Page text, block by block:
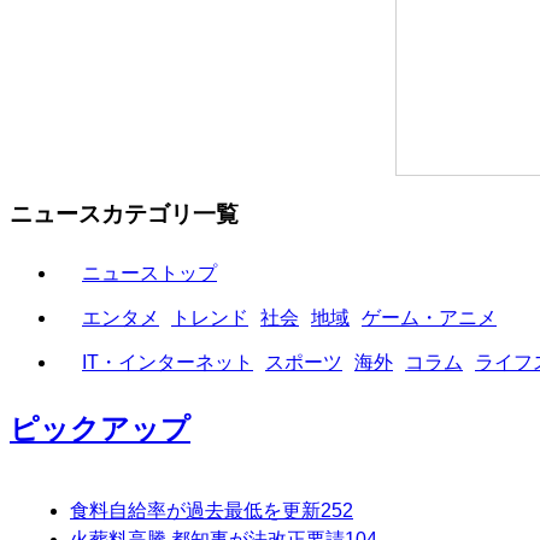
ニュースカテゴリ一覧
ニューストップ
エンタメ トレンド 社会 地域 ゲーム・アニメ
IT・インターネット スポーツ 海外 コラム ライフ
ピックアップ
食料自給率が過去最低を更新252